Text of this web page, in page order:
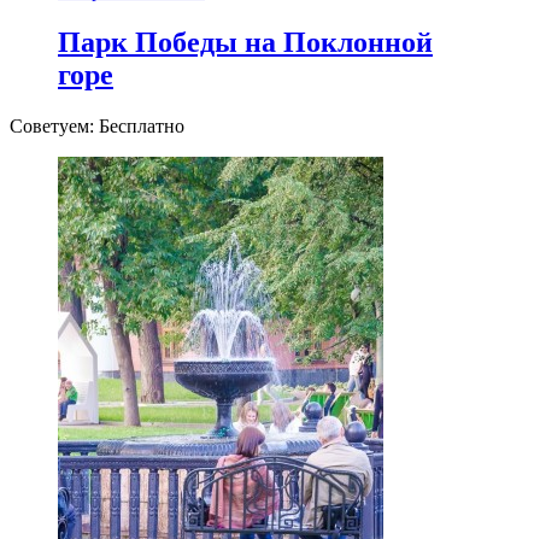
Парк Победы на Поклонной
горе
Советуем: Бесплатно